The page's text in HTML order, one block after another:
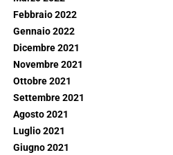
Febbraio 2022
Gennaio 2022
Dicembre 2021
Novembre 2021
Ottobre 2021
Settembre 2021
Agosto 2021
Luglio 2021
Giugno 2021